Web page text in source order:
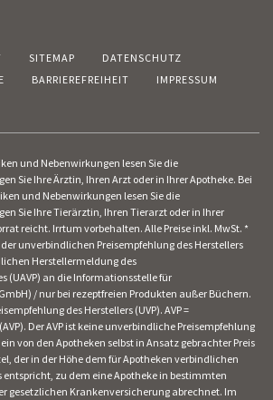
SITEMAP
DATENSCHUTZ
BARRIEREFREIHEIT IMPRESSUM
und Nebenwirkungen lesen Sie die
Sie Ihre Ärztin, Ihren Arzt oder in Ihrer Apotheke. Bei
und Nebenwirkungen lesen Sie die
Sie Ihre Tierärztin, Ihren Tierarzt oder in Ihrer
reicht. Irrtum vorbehalten. Alle Preise inkl. MwSt. *
unverbindlichen Preisempfehlung des Herstellers
Herstellermeldung des
(UAVP) an die Informationsstelle für
/ nur bei rezeptfreien Produkten außer Büchern.
des Herstellers (UVP). AVP =
Der AVP ist keine unverbindliche Preisempfehlung
ein von den Apotheken selbst in Ansatz gebrachter Preis
der in der Höhe dem für Apotheken verbindlichen
zu dem eine Apotheke in bestimmten
gesetzlichen Krankenversicherung abrechnet. Im